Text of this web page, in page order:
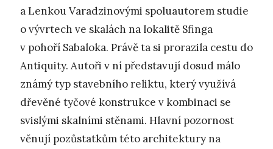
a Lenkou Varadzinovými spoluautorem studie
o vývrtech ve skalách na lokalitě Sfinga
v pohoří Sabaloka. Právě ta si prorazila cestu do
Antiquity. Autoři v ní představují dosud málo
známý typ stavebního reliktu, který využívá
dřevěné tyčové konstrukce v kombinaci se
svislými skalními stěnami. Hlavní pozornost
věnují pozůstatkům této architektury na